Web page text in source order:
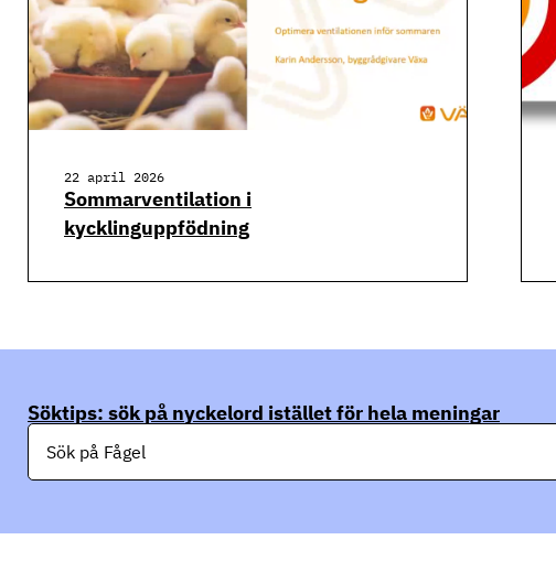
22 april 2026
Sommarventilation i
kycklinguppfödning
Söktips: sök på nyckelord istället för hela meningar
S
k